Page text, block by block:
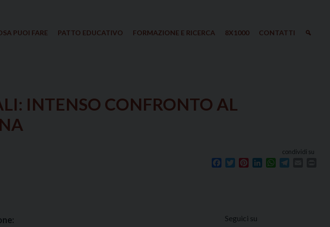
PUOI FARE PATTO EDUCATIVO FORMAZIONE E RICERCA 8X1000 CONTATTI
INTENSO CONFRONTO AL
condividi su
Facebook
TwitterPinterestLinkedInWhatsApp
Seguici su